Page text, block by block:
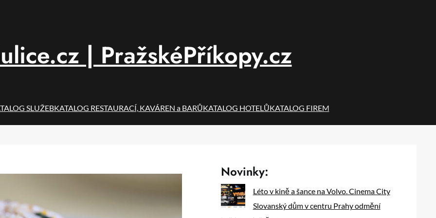
| PražskéPříkopy.cz
SLUŽEBKATALOG RESTAURACÍ, KAVÁREN a BARŮKATALOG HOTELŮKATALOG FIREM
Novinky:
Léto v kině a šance na Volvo. Cinema City
Slovanský dům v centru Prahy odmění